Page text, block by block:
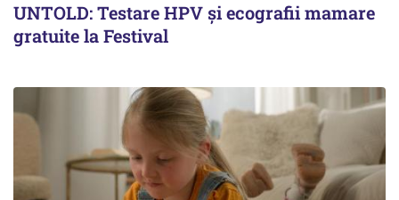
UNTOLD: Testare HPV și ecografii mamare
gratuite la Festival